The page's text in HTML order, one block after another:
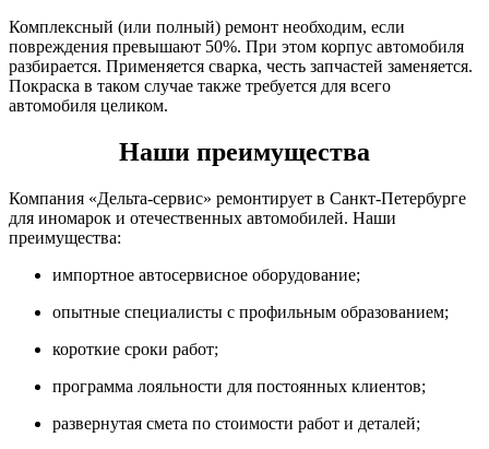
Комплексный (или полный) ремонт необходим, если
повреждения превышают 50%. При этом корпус автомобиля
разбирается. Применяется сварка, честь запчастей заменяется.
Покраска в таком случае также требуется для всего
автомобиля целиком.
Наши преимущества
Компания «Дельта-сервис» ремонтирует в Санкт-Петербурге
для иномарок и отечественных автомобилей. Наши
преимущества:
импортное автосервисное оборудование;
опытные специалисты с профильным образованием;
короткие сроки работ;
программа лояльности для постоянных клиентов;
развернутая смета по стоимости работ и деталей;